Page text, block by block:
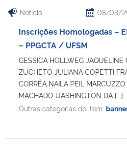
Notícia 08/03/
Inscrições Homologadas –
– PPGCTA / UFSM
GESSICA HOLLWEG JAQUELINE
ZUCHETO JULIANA COPETTI
CORRÊA NAILA PEIL
MACHADO UASHINGTON DA [...]
Outras categorias do item: